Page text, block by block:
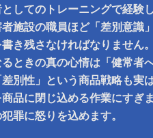
してのトレーニングで経験
施設の職員ほど「差別意識
き残さなければなりません
ときの真の心情は「健常者
別性」という商品戦略も実
品に閉じ込める作業にすぎ
罪に怒りを込めます。